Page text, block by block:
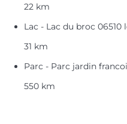
22 km
Lac - Lac du broc 06510
31 km
Parc - Parc jardin
550 km